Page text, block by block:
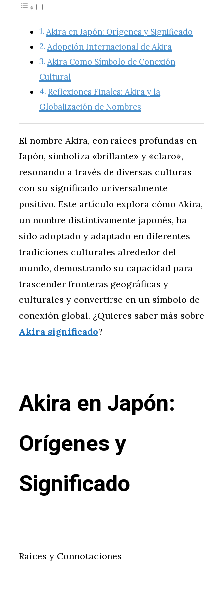
Akira en Japón: Orígenes y Significado
Adopción Internacional de Akira
Akira Como Símbolo de Conexión
Cultural
Reflexiones Finales: Akira y la
Globalización de Nombres
El nombre Akira, con raíces profundas en
Japón, simboliza «brillante» y «claro»,
resonando a través de diversas culturas
con su significado universalmente
positivo. Este artículo explora cómo Akira,
un nombre distintivamente japonés, ha
sido adoptado y adaptado en diferentes
tradiciones culturales alrededor del
mundo, demostrando su capacidad para
trascender fronteras geográficas y
culturales y convertirse en un símbolo de
conexión global. ¿Quieres saber más sobre
Akira significado?
Akira en Japón:
Orígenes y
Significado
Raíces y Connotaciones